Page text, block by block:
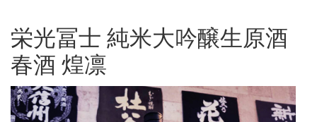
栄光冨士 純米大吟醸生原酒
春酒 煌凛